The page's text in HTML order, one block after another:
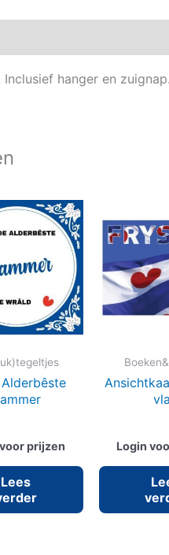
hanger en
prijzen
Lees
Login